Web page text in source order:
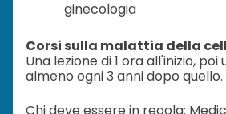
ginecologia
Corsi sulla malattia della
Una lezione di 1 ora all'inizio, poi
almeno ogni 3 anni dopo quello.
Chi deve essere in regola: